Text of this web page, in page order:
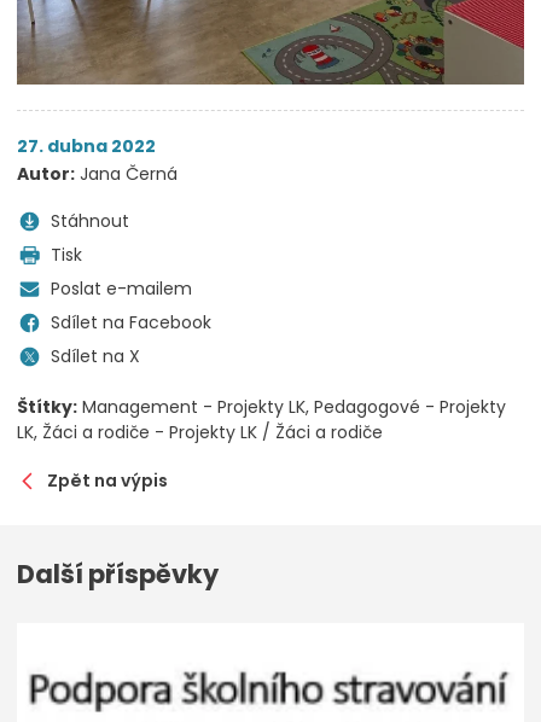
27. dubna 2022
Autor: Jana Černá
Stáhnout
Tisk
Poslat e-mailem
Sdílet na Facebook
Sdílet na X
Štítky: Management - Projekty LK Pedagogové - Projekty
LK Žáci a rodiče - Projekty LK / Žáci a rodiče
Zpět na výpis
Další příspěvky